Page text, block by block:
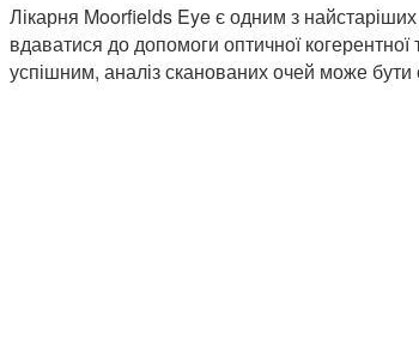
Лікарня Moorfields Eye є одним з
вдаватися до допомоги оптичної
успішним, аналіз сканованих очей може